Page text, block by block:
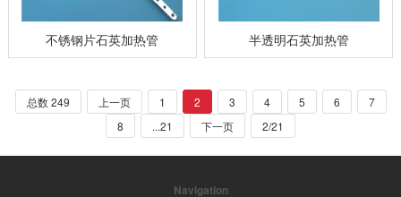
不锈钢片石英加热管 半透明石英加热管
总数 249 上一页 1 2 3 4 5 6
7
8
...21 下一页 2/21
Navigation